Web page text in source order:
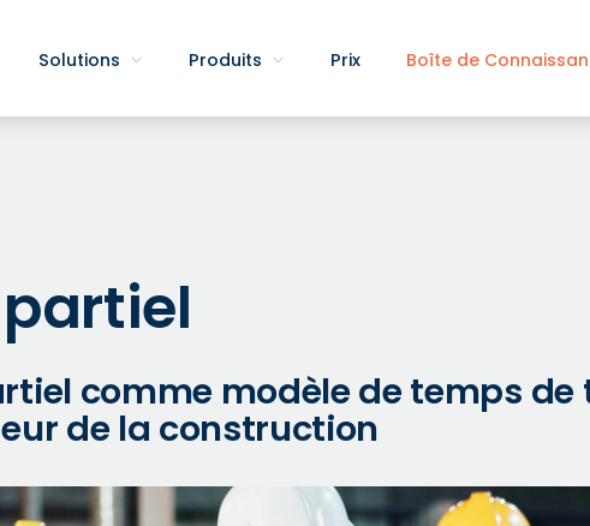
Solutions Produits Prix Boîte de
comme modèle de temps
de la construction